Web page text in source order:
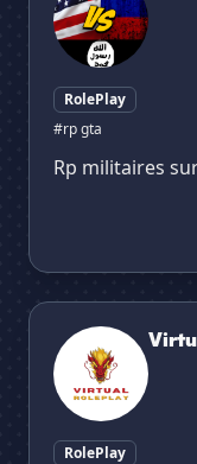
RolePlay
#rp gta
Rp militaires
VirtualRP / FR /
RolePlay